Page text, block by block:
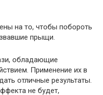
на то, чтобы побороть
прыщи.
обладающие
Применение их в
отличные результаты.
не будет,